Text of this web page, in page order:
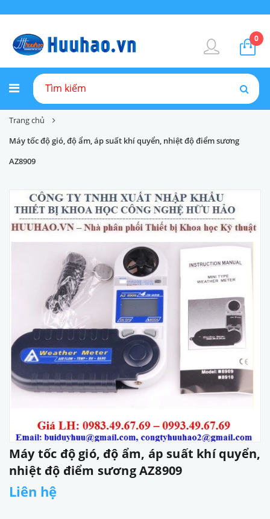
0
Trang chủ
Máy tốc độ gió, độ ẩm, áp suất khí quyển, nhiệt độ điểm sương
AZ8909
Máy tốc độ gió, độ ẩm, áp suất khí quyển,
nhiệt độ điểm sương AZ8909
Liên hệ